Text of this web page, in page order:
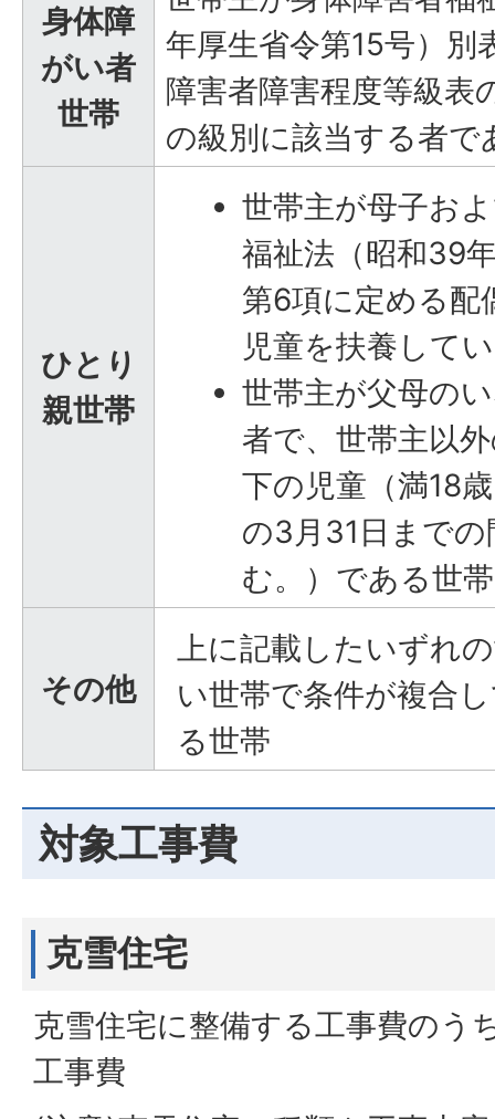
身体障
がい者
世帯
年厚生省令第15号）別
障害者障害程度等級表
の級別に該当する者で
ひとり
親世帯
世帯主が母子お
福祉法（昭和39
第6項に定める配
児童を扶養して
世帯主が父母の
者で、世帯主以
下の児童（満18
の3月31日まで
む。）である世帯
その他
上に記載したいずれ
い世帯で条件が複合
る世帯
対象工事費
克雪住宅
克雪住宅に整備する工事費のう
工事費